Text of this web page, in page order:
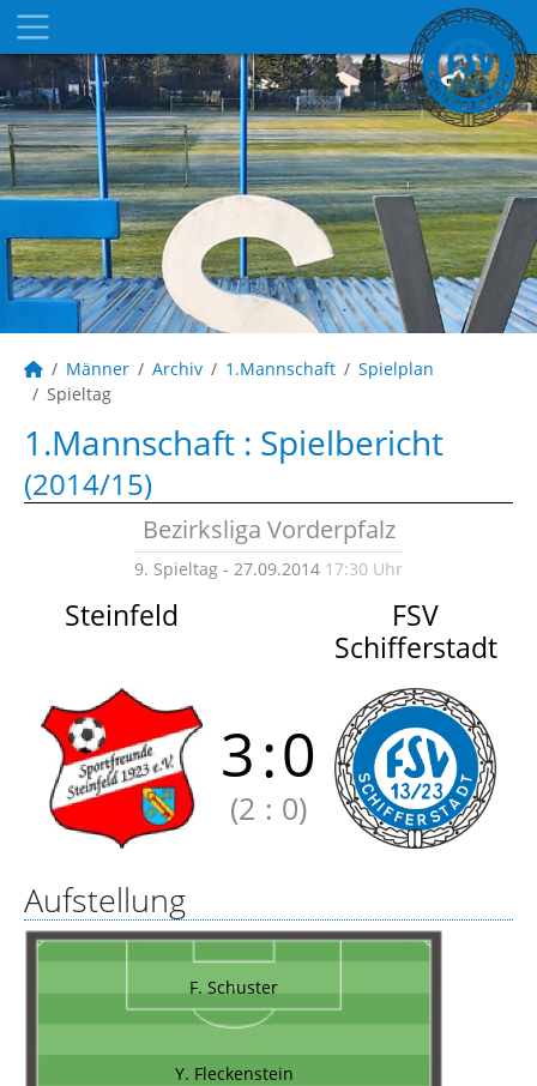
Männer Archiv 1.Mannschaft
Spielplan
Spieltag
1.Mannschaft : Spielbericht
(2014/15)
Bezirksliga Vorderpfalz
9. Spieltag - 27.09.2014 17:30 Uhr
Steinfeld
FSV
Schifferstadt
3:0
(2 : 0)
Aufstellung
F. Schuster
Y. Fleckenstein